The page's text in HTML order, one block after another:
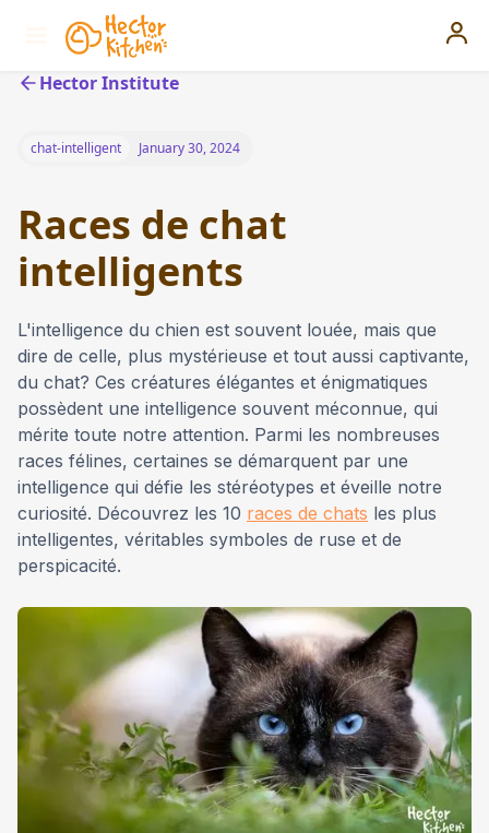
Hector Institute
chat-intelligent January 30, 2024
Races de chat
intelligents
L'intelligence du chien est souvent louée, mais que
dire de celle, plus mystérieuse et tout aussi captivante,
du chat? Ces créatures élégantes et énigmatiques
possèdent une intelligence souvent méconnue, qui
mérite toute notre attention. Parmi les nombreuses
races félines, certaines se démarquent par une
intelligence qui défie les stéréotypes et éveille notre
curiosité. Découvrez les 10 races de chats les plus
intelligentes, véritables symboles de ruse et de
perspicacité.